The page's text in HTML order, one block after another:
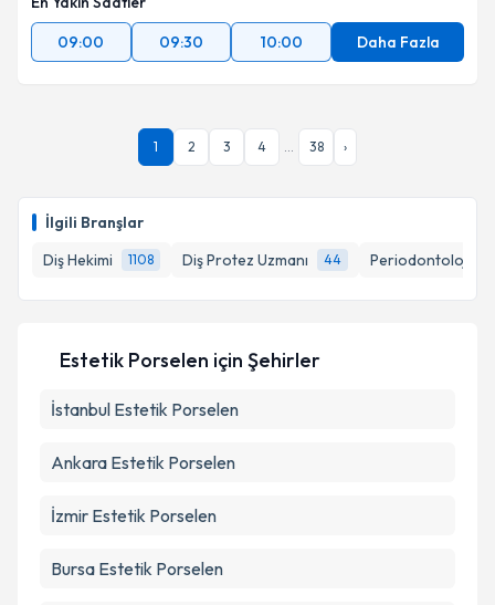
İlgili Branşlar
Diş Hekimi
1108 Diş Protez Uzmanı 44 Periodontoloji
09:00
09:30 10:00 Daha Fazla
1 2 3 4 ... 38 ›
Estetik Porselen için Şehirler
İstanbul Estetik Porselen
Ankara Estetik Porselen
İzmir Estetik Porselen
Bursa Estetik Porselen